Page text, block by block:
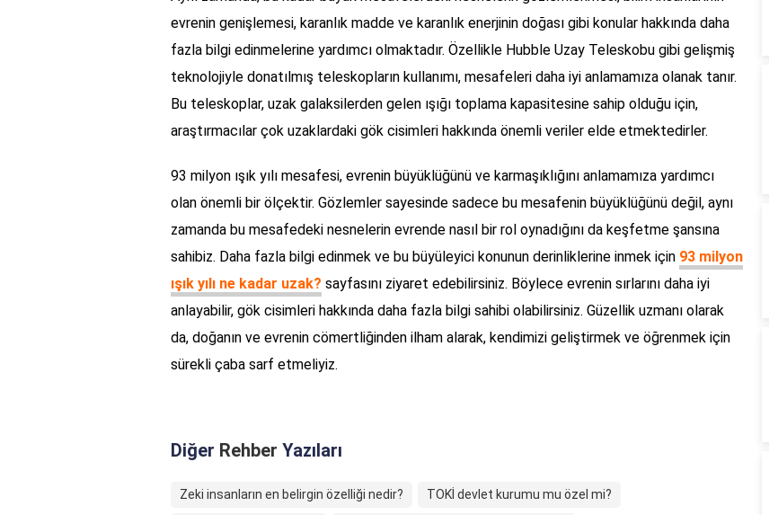
evrenin genişlemesi, karanlık madde ve karanlık enerjinin doğası gibi konular hakkında daha
fazla bilgi edinmelerine yardımcı olmaktadır. Özellikle Hubble Uzay Teleskobu gibi gelişmiş
teknolojiyle donatılmış teleskopların kullanımı, mesafeleri daha iyi anlamamıza olanak tanır.
Bu teleskoplar, uzak galaksilerden gelen ışığı toplama kapasitesine sahip olduğu için,
araştırmacılar çok uzaklardaki gök cisimleri hakkında önemli veriler elde etmektedirler.
93 milyon ışık yılı mesafesi, evrenin büyüklüğünü ve karmaşıklığını anlamamıza yardımcı
olan önemli bir ölçektir. Gözlemler sayesinde sadece bu mesafenin büyüklüğünü değil, aynı
zamanda bu mesafedeki nesnelerin evrende nasıl bir rol oynadığını da keşfetme şansına
sahibiz. Daha fazla bilgi edinmek ve bu büyüleyici konunun derinliklerine inmek için 93 milyon
ışık yılı ne kadar uzak? sayfasını ziyaret edebilirsiniz. Böylece evrenin sırlarını daha iyi
anlayabilir, gök cisimleri hakkında daha fazla bilgi sahibi olabilirsiniz. Güzellik uzmanı olarak
da, doğanın ve evrenin cömertliğinden ilham alarak, kendimizi geliştirmek ve öğrenmek için
sürekli çaba sarf etmeliyiz.
Diğer Rehber Yazıları
Zeki insanların en belirgin özelliği nedir? TOKİ devlet kurumu mu özel mi?